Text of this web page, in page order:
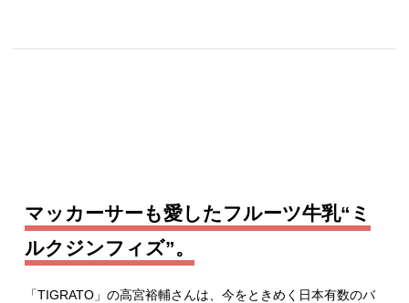
マッカーサーも愛したフルーツ牛乳“ミ
ルクジンフィズ”。
「TIGRATO」の高宮裕輔さんは、今をときめく日本有数のバ